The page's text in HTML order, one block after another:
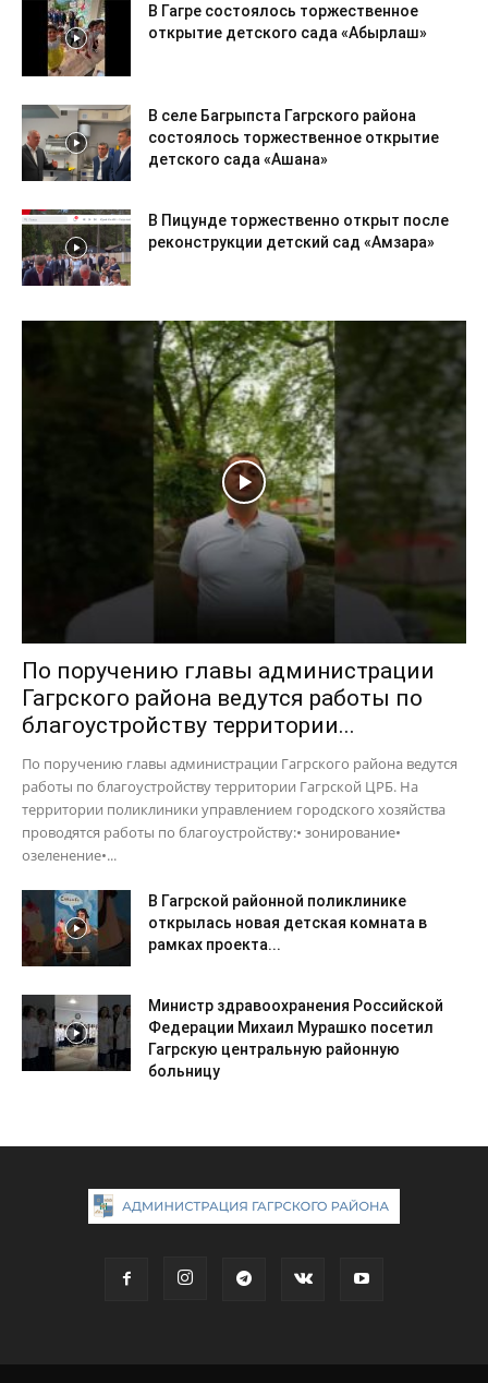
В Гагре состоялось торжественное
открытие детского сада «Абырлаш»
В селе Багрыпста Гагрского района
состоялось торжественное открытие
детского сада «Ашана»
В Пицунде торжественно открыт после
реконструкции детский сад «Амзара»
По поручению главы администрации
Гагрского района ведутся работы по
благоустройству территории...
По поручению главы администрации Гагрского района ведутся
работы по благоустройству территории Гагрской ЦРБ. На
территории поликлиники управлением городского хозяйства
проводятся работы по благоустройству:• зонирование•
озеленение•...
В Гагрской районной поликлинике
открылась новая детская комната в
рамках проекта...
Министр здравоохранения Российской
Федерации Михаил Мурашко посетил
Гагрскую центральную районную
больницу